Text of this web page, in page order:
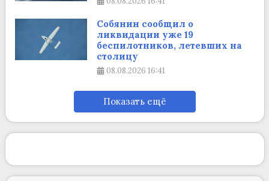
Собянин сообщил о
ликвидации уже 19
беспилотников, летевших на
столицу
08.08.2026 16:41
Показать ещё